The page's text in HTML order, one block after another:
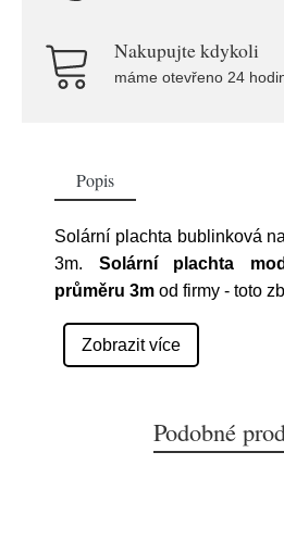
Nakupujte kdykoli
máme otevřeno 24
Popis
Solární plachta bublinková
3m. Solární plachta
průměru 3m od firmy - toto
Zobrazit více
Podobné